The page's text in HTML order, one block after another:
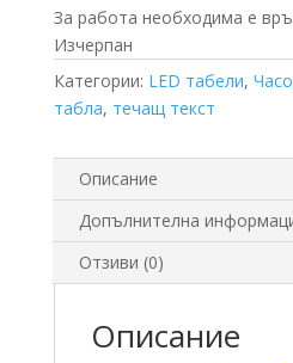
За работа необходима е
Изчерпан
Категории: LED табели,
табла, течащ текст
Описание
Допълнителна
Отзиви (0)
Описание